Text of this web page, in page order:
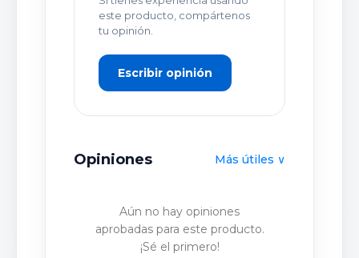
este producto, compártenos
tu opinión.
Escribir opinión
Opiniones Más útiles ∨
Aún no hay opiniones
aprobadas para este producto.
¡Sé el primero!
TU OPINIÓN DETALLADA *